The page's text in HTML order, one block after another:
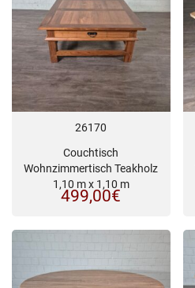
26170
Couchtisch
Wohnzimmertisch Teakholz
1,10 m x 1,10 m
499,00€